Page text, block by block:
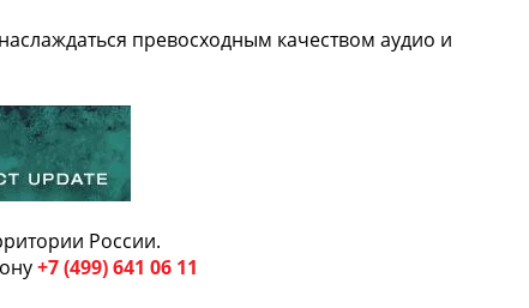
превосходным качеством аудио и
России.
+7 (499) 641 06 11